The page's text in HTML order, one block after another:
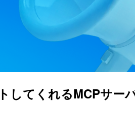
てくれるMCPサー